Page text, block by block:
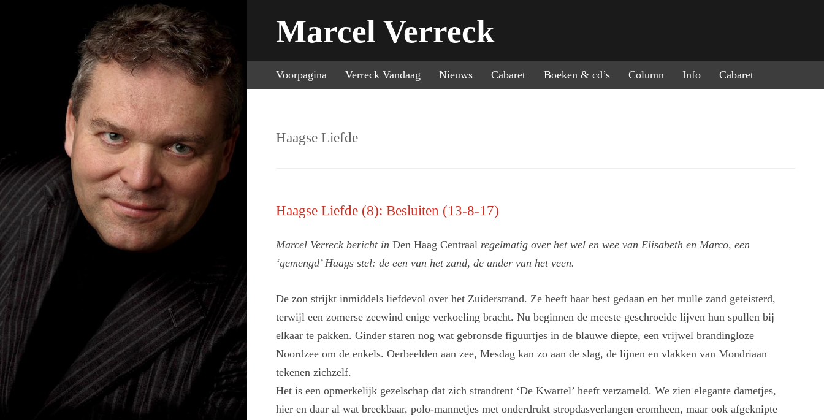
Marcel Verreck
Voorpagina Verreck Vandaag Nieuws Cabaret Boeken & cd’s Column Info Cabaret
Haagse Liefde
Haagse Liefde (8): Besluiten (13-8-17)
Marcel Verreck bericht inDen Haag Centraal regelmatig over het wel en wee van Elisabeth en Marco, een
‘gemengd’ Haags stel: de een van het zand, de ander van het veen.
De zon strijkt inmiddels liefdevol over het Zuiderstrand. Ze heeft haar best gedaan en het mulle zand geteisterd,
terwijl een zomerse zeewind enige verkoeling bracht. Nu beginnen de meeste geschroeide lijven hun spullen bij
elkaar te pakken. Ginder staren nog wat gebronsde figuurtjes in de blauwe diepte, een vrijwel brandingloze
Noordzee om de enkels. Oerbeelden aan zee, Mesdag kan zo aan de slag, de lijnen en vlakken van Mondriaan
tekenen zichzelf.
Het is een opmerkelijk gezelschap dat zich strandtent ‘De Kwartel’ heeft verzameld. We zien elegante dametjes,
hier en daar al wat breekbaar, polo-mannetjes met onderdrukt stropdasverlangen eromheen, maar ook afgeknipte